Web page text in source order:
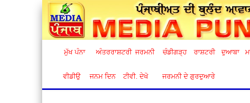
ਮੁੱਖ ਪੰਨਾ ਅੰਤਰਰਾਸ਼ਟਰੀ ਜਰਮਨੀ ਚੰਡੀਗੜ੍ਹ ਰਾਸ਼ਟਰੀ ਦੁਆਬਾ
ਵੀਡੀਉ ਜਨਮ ਦਿਨ ਟੀਵੀ. ਦੇਖੋ ਜਰਮਨੀ ਦੇ ਗੁਰਦੁਆਰੇ